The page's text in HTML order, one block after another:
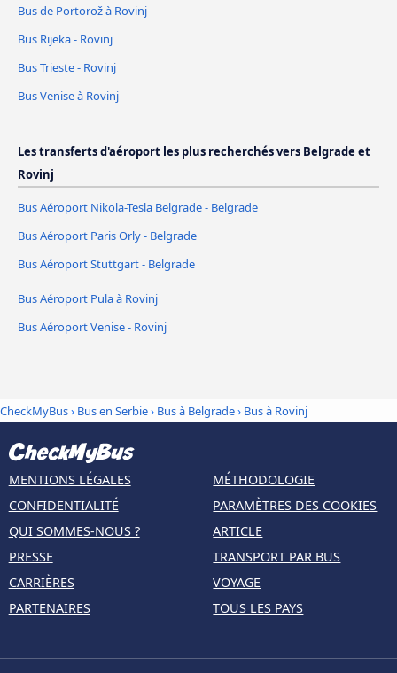
Bus de Portorož à Rovinj
Bus Rijeka - Rovinj
Bus Trieste - Rovinj
Bus Venise à Rovinj
Les transferts d'aéroport les plus recherchés vers Belgrade et
Rovinj
Bus Aéroport Nikola-Tesla Belgrade - Belgrade
Bus Aéroport Paris Orly - Belgrade
Bus Aéroport Stuttgart - Belgrade
Bus Aéroport Pula à Rovinj
Bus Aéroport Venise - Rovinj
CheckMyBus› Bus en Serbie› Bus à Belgrade› Bus à Rovinj
MENTIONS LÉGALES
CONFIDENTIALITÉ
QUI SOMMES-NOUS ?
PRESSE
CARRIÈRES
PARTENAIRES
MÉTHODOLOGIE
PARAMÈTRES DES COOKIES
ARTICLE
TRANSPORT PAR BUS
VOYAGE
TOUS LES PAYS